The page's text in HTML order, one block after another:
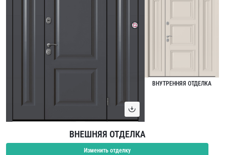
ВНУТРЕННЯЯ ОТДЕЛКА
ВНЕШНЯЯ ОТДЕЛКА
Изменить отделку